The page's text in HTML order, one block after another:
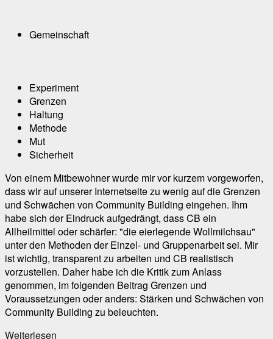
Gemeinschaft
Experiment
Grenzen
Haltung
Methode
Mut
Sicherheit
Von einem Mitbewohner wurde mir vor kurzem vorgeworfen,
dass wir auf unserer Internetseite zu wenig auf die Grenzen
und Schwächen von Community Building eingehen. Ihm
habe sich der Eindruck aufgedrängt, dass CB ein
Allheilmittel oder schärfer: "die eierlegende Wollmilchsau"
unter den Methoden der Einzel- und Gruppenarbeit sei. Mir
ist wichtig, transparent zu arbeiten und CB realistisch
vorzustellen. Daher habe ich die Kritik zum Anlass
genommen, im folgenden Beitrag Grenzen und
Voraussetzungen oder anders: Stärken und Schwächen von
Community Building zu beleuchten.
Weiterlesen